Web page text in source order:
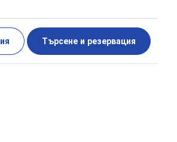
Търсене и резервация